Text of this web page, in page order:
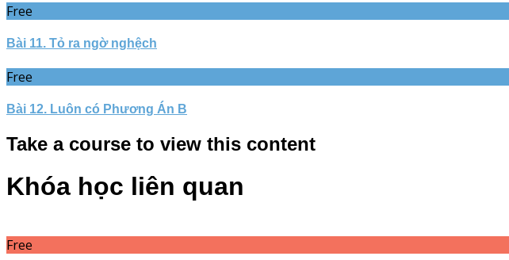
Free
Bài 11. Tỏ ra ngờ nghệch
Free
Bài 12. Luôn có Phương Án B
Take a course to view this content
Khóa học liên quan
Free